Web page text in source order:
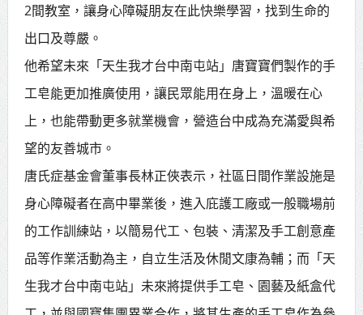
2間教室，讓身心障礙朋友在此快樂學習，找到生命的
出口及尊嚴。
他希望未來「天生我才台中南屯站」唐寶寶們製作的手
工皂能更加推廣使用，讓民眾能用在身上，溫暖在心
上，也能帶動更多就業機會，營造台中成為充滿愛與希
望的友善城市。
唐氏症基金會董事長林正俠表示，社區日間作業設施是
身心障礙者在高中畢業後，進入庇護工廠或一般職場前
的工作訓練站，以簡易代工、包裝、清潔及手工創意產
品等作業活動為主，自立生活及休閒文康為輔；而「天
生我才台中南屯站」未來將提供手工皂、園藝及紙盒代